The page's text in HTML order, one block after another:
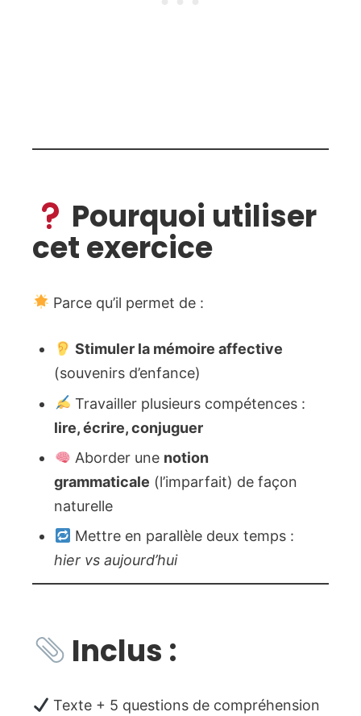
Pourquoi utiliser
cet exercice
Parce qu’il permet de :
Stimuler la mémoire affective
(souvenirs d’enfance)
Travailler plusieurs compétences :
lire, écrire, conjuguer
Aborder une notion
grammaticale (l’imparfait) de façon
naturelle
Mettre en parallèle deux temps :
hier vs aujourd’hui
Inclus :
Texte + 5 questions de compréhension